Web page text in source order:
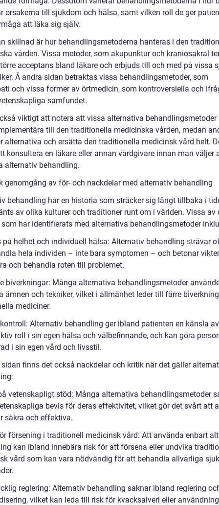
orsakerna till sjukdom och hälsa, samt vilken roll de ger
att läka sig själv.
skillnad är hur behandlingsmetoderna hanteras i den
vården. Vissa metoder, som akupunktur och kraniosakral
acceptans bland läkare och erbjuds till och med på vissa
Å andra sidan betraktas vissa behandlingsmetoder, som
och vissa former av örtmedicin, som kontroversiella och
samfundet.
viktigt att notera att vissa alternativa behandlingsmetoder
till den traditionella medicinska vården, medan
alternativa och ersätta den traditionella medicinsk vård helt.
konsultera en läkare eller annan vårdgivare innan man väljer
alternativ behandling.
genomgång av för- och nackdelar med alternativ behandling
behandling har en historia som sträcker sig långt tillbaka i
av olika kulturer och traditioner runt om i världen. Vissa av
har identifierats med alternativa behandlingsmetoder
på helhet och individuell hälsa: Alternativ behandling strävar
hela individen – inte bara symptomen – och betonar
och behandla roten till problemet.
biverkningar: Många alternativa behandlingsmetoder
ämnen och tekniker, vilket i allmänhet leder till färre
mediciner.
Alternativ behandling ger ibland patienten en känsla
roll i sin egen hälsa och välbefinnande, och kan göra
i sin egen vård och livsstil.
finns det också nackdelar och kritik när det gäller
vetenskapligt stöd: Många alternativa behandlingsmetoder
bevis för deras effektivitet, vilket gör det svårt att
säkra och effektiva.
försening i traditionell medicinsk vård: Att använda enbart
kan ibland innebära risk för att försena eller undvika
vård som kan vara nödvändig för att behandla allvarliga
reglering: Alternativ behandling saknar ibland reglering
vilket kan leda till risk för kvacksalveri eller